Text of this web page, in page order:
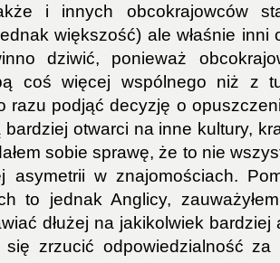
i innych obcokrajowców
większość) ale właśnie inni
dziwić, ponieważ
coś więcej wspólnego niż z
razu podjąć decyzję o
otwarci na inne kultury,
sobie sprawę, że to nie
asymetrii w znajomościach.
to jednak Anglicy,
dłużej na jakikolwiek bardziej
się zrzucić odpowiedzialność